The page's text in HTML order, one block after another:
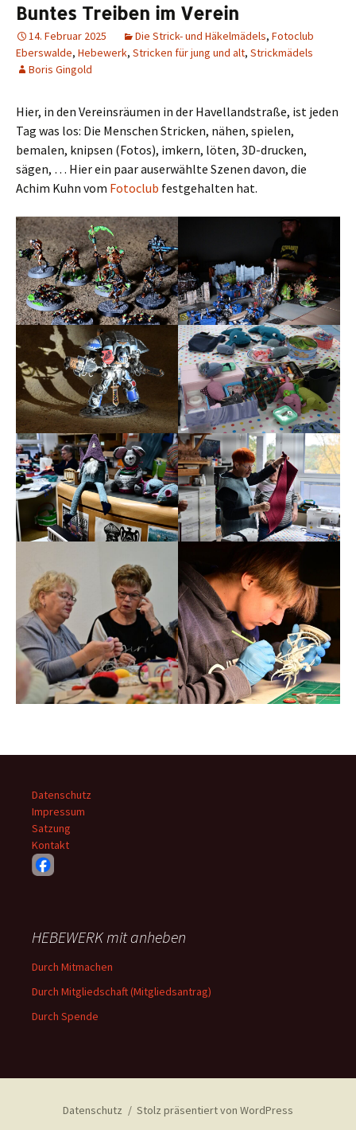
Buntes Treiben im Verein
14. Februar 2025 Die Strick- und Häkelmädels, Fotoclub
Eberswalde, Hebewerk, Stricken für jung und alt, Strickmädels
Boris Gingold
Hier, in den Vereinsräumen in der Havellandstraße, ist jeden
Tag was los: Die Menschen Stricken, nähen, spielen,
bemalen, knipsen (Fotos), imkern, löten, 3D-drucken,
sägen, … Hier ein paar auserwählte Szenen davon, die
Achim Kuhn vom Fotoclub festgehalten hat.
Datenschutz
Impressum
Satzung
Kontakt
HEBEWERK mit anheben
Durch Mitmachen
Durch Mitgliedschaft (Mitgliedsantrag)
Durch Spende
Datenschutz Stolz präsentiert von WordPress